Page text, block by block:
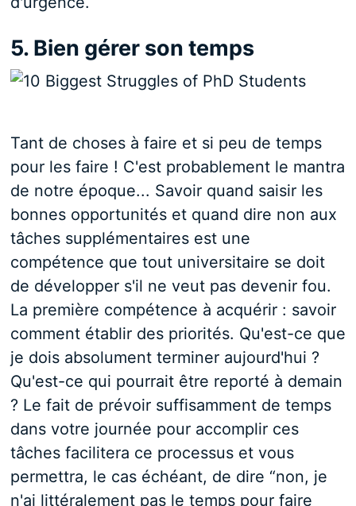
5. Bien gérer son temps
Tant de choses à faire et si peu de temps
pour les faire ! C'est probablement le mantra
de notre époque... Savoir quand saisir les
bonnes opportunités et quand dire non aux
tâches supplémentaires est une
compétence que tout universitaire se doit
de développer s'il ne veut pas devenir fou.
La première compétence à acquérir : savoir
comment établir des priorités. Qu'est-ce que
je dois absolument terminer aujourd'hui ?
Qu'est-ce qui pourrait être reporté à demain
? Le fait de prévoir suffisamment de temps
dans votre journée pour accomplir ces
tâches facilitera ce processus et vous
permettra, le cas échéant, de dire “non, je
n'ai littéralement pas le temps pour faire